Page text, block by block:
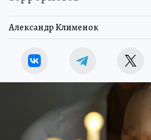
Александр Клименок